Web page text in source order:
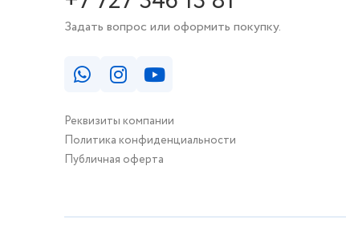
Задать вопрос или оформить покупку.
Реквизиты компании
Политика конфиденциальности
Публичная оферта